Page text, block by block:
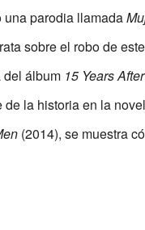
una parodia llamada
sobre el robo de
del álbum 15 Years After
la historia en la
(2014), se muestra